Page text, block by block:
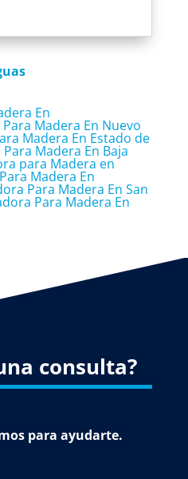
En
Madera En Nuevo
Madera En Estado de
Madera En Baja
para Madera en
Madera En
Para Madera En San
Para Madera En
consulta?
para ayudarte.